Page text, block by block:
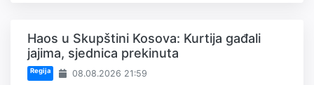
Haos u Skupštini Kosova: Kurtija gađali
jajima, sjednica prekinuta
Regija 08.08.2026 21:59